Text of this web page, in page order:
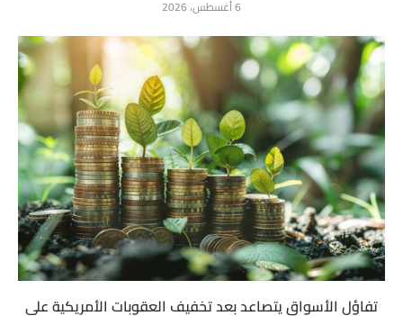
6 أغسطس، 2026
تفاؤل الأسواق يتصاعد بعد تخفيف العقوبات الأمريكية على